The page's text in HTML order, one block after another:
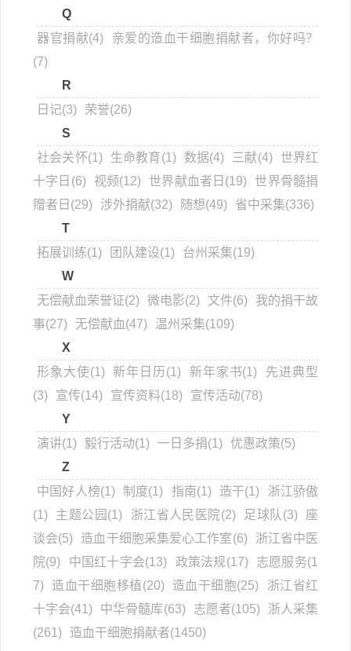
Q
器官捐献(4)
亲爱的造血干细胞捐献者，你好吗？
(7)
R
日记(3)
荣誉(26)
S
社会关怀(1)
生命教育(1) 数据(4) 三献(4)
世界红
十字日(6)
视频(12) 世界献血者日(19)
世界骨髓捐
赠者日(29)
涉外捐献(32) 随想(49)
省中采集(336)
T
拓展训练(1)
团队建设(1)
台州采集(19)
W
无偿献血荣誉证(2) 微电影(2) 文件(6)
我的捐干故
事(27)
无偿献血(47)
温州采集(109)
X
形象大使(1)
新年日历(1) 新年家书(1)
先进典型
(3)
宣传(14) 宣传资料(18)
宣传活动(78)
Y
演讲(1)
毅行活动(1) 一日多捐(1)
优惠政策(5)
Z
中国好人榜(1) 制度(1) 指南(1) 造干(1)
浙江骄傲
(1)
主题公园(1) 浙江省人民医院(2) 足球队(3)
座
谈会(5)
造血干细胞采集爱心工作室(6)
浙江省中医
院(9)
中国红十字会(13) 政策法规(17)
志愿服务(1
7)
造血干细胞移植(20) 造血干细胞(25)
浙江省红
十字会(41)
中华骨髓库(63) 志愿者(105)
浙人采集
(261)
造血干细胞捐献者(1450)